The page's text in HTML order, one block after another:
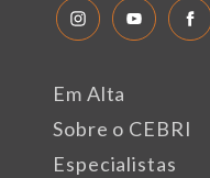
Em Alta
Sobre o CEBRI
Especialistas